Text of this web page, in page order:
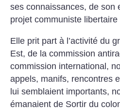
ses connaissances, de son
projet communiste
Elle prit part à l’activité du
Est, de la commission
commission international,
appels, manifs, rencontres
lui semblaient importants,
émanaient de Sortir du